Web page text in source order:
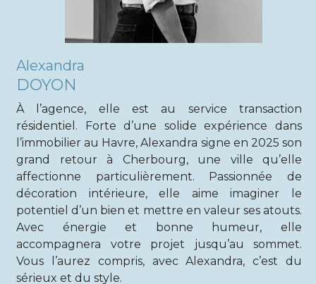
Alexandra
DOYON
À l’agence, elle est au service transaction
résidentiel. Forte d’une solide expérience dans
l’immobilier au Havre, Alexandra signe en 2025 son
grand retour à Cherbourg, une ville qu’elle
affectionne particulièrement. Passionnée de
décoration intérieure, elle aime imaginer le
potentiel d’un bien et mettre en valeur ses atouts.
Avec énergie et bonne humeur, elle
accompagnera votre projet jusqu’au sommet.
Vous l’aurez compris, avec Alexandra, c’est du
sérieux et du style.